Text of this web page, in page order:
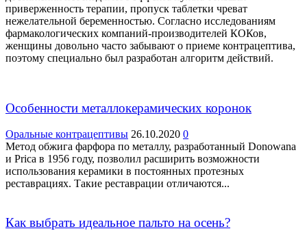
приверженность терапии, пропуск таблетки чреват
нежелательной беременностью. Согласно исследованиям
фармакологических компаний-производителей КОКов,
женщины довольно часто забывают о приеме контрацептива,
поэтому специально был разработан алгоритм действий.
Особенности металлокерамических коронок
Оральные контрацептивы 26.10.2020 0
Метод обжига фарфора по металлу, разработанный Donowana
и Prica в 1956 году, позволил расширить возможности
использования керамики в постоянных протезных
реставрациях. Такие реставрации отличаются...
Как выбрать идеальное пальто на осень?